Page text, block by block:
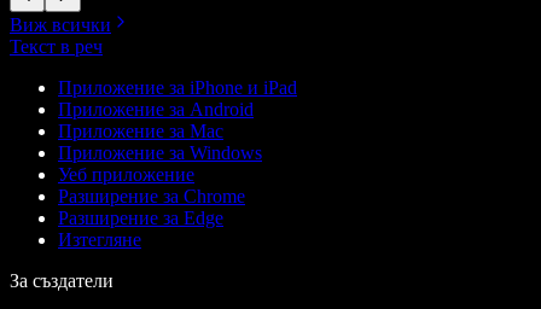
Виж всички
Текст в реч
Приложение за iPhone и iPad
Приложение за Android
Приложение за Mac
Приложение за Windows
Уеб приложение
Разширение за Chrome
Разширение за Edge
Изтегляне
За създатели